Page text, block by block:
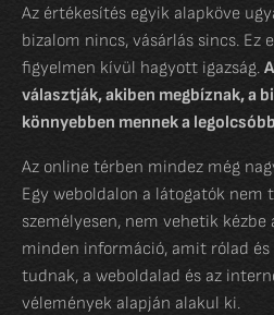
Az értékesítés egyik alapköve
bizalom nincs, vásárlás sincs. Ez
figyelmen kívül hagyott igazság.
választják, akiben megbíznak, a
könnyebben mennek a
Az online térben mindez még
Egy weboldalon a látogatók nem
személyesen, nem vehetik
minden információ, amit rólad és
tudnak, a weboldalad és az
vélemények alapján alakul ki.